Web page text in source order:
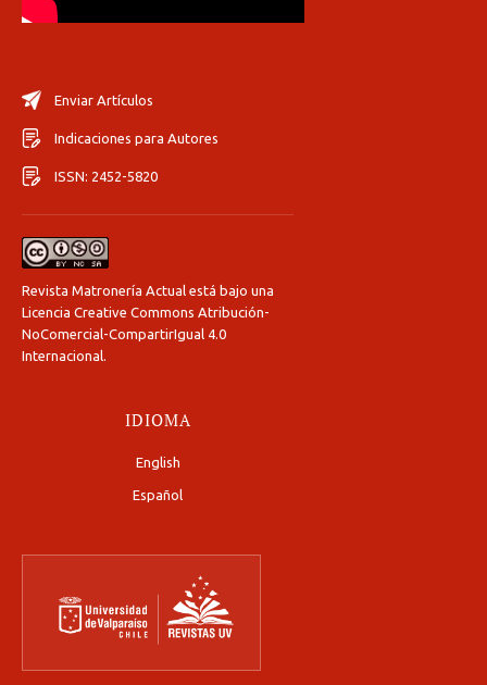
Enviar Artículos
Indicaciones para Autores
ISSN: 2452-5820
Revista Matronería Actual está bajo una
Licencia Creative Commons Atribución-
NoComercial-CompartirIgual 4.0
Internacional
IDIOMA
English
Español